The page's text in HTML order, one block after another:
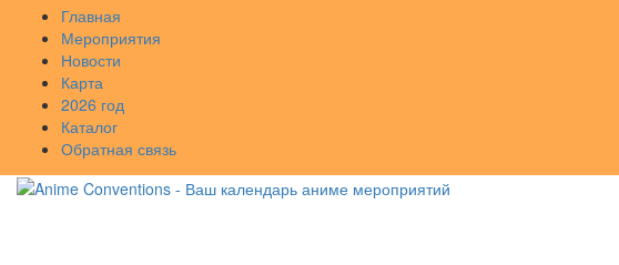
Главная
Мероприятия
Новости
Карта
2026 год
Каталог
Обратная связь